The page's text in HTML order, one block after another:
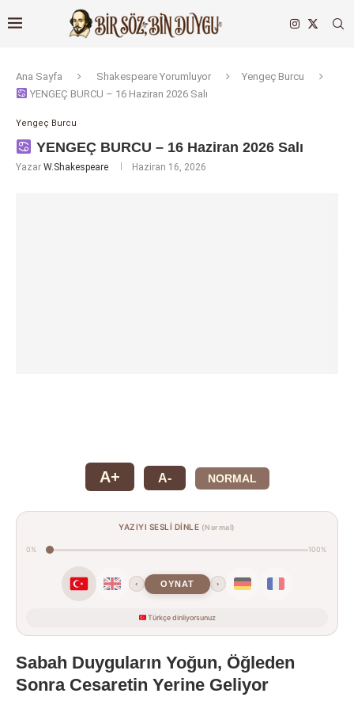
Ana Sayfa Shakespeare Yorumluyor
Yengeç Burcu
YENGEÇ BURCU – 16 Haziran 2026 Salı
Yengeç Burcu
YENGEÇ BURCU – 16 Haziran 2026 Salı
Yazar W.Shakespeare Haziran 16, 2026
A+ A- NORMAL
YAZIYI SESLİ DİNLE (Normal)
0% 100%
‹ OYNAT ›
Türkçe dinliyorsunuz
Sabah Duyguların Yoğun, Öğleden
Sonra Cesaretin Yerine Geliyor